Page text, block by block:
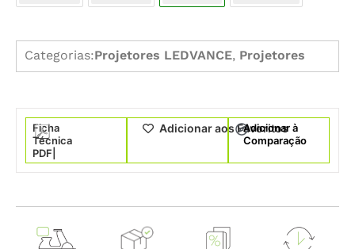
Categorias:Projetores LEDVANCE, Projetores
Ficha
Técnica
PDF|
Adicionar aos Favoritos
Adicionar à
Comparação